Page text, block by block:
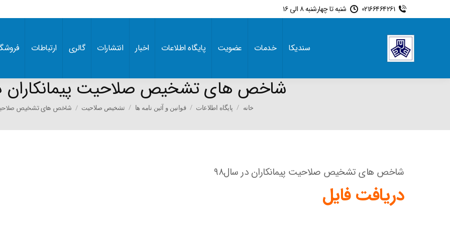
02166464261 شنبه تا چهارشنبه 8 الی 16
سندیکا خدمات عضویت پایگاه اطلاعات اخبار انتشارات گالری ارتباطات
شاخص های تشخیص صلاحیت پیمانکاران
You are here:
خانه پایگاه اطلاعات قوانین و آئین نامه ها تشخیص صلاحیت شاخص های تشخیص
شاخص های تشخیص صلاحیت پیمانکاران در سال۹۸
دریافت فایل